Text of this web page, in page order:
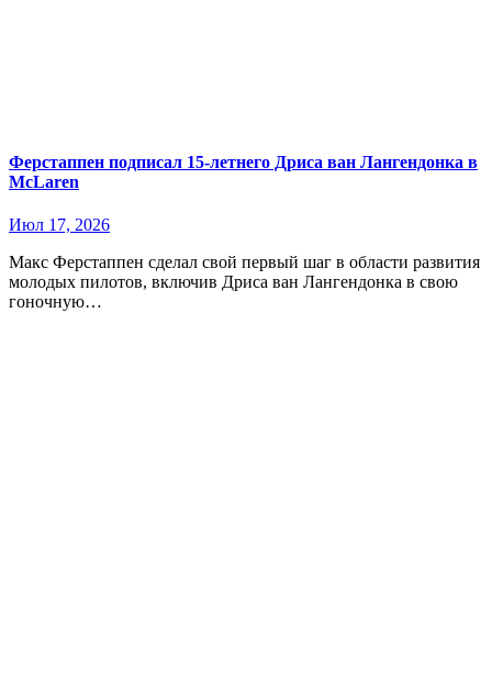
Ферстаппен подписал 15-летнего Дриса ван Лангендонка в
McLaren
Июл 17, 2026
Макс Ферстаппен сделал свой первый шаг в области развития
молодых пилотов, включив Дриса ван Лангендонка в свою
гоночную…